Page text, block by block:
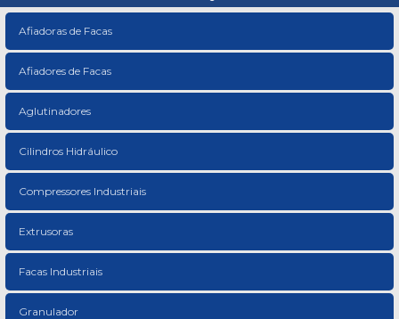
Afiadoras de Facas
Afiadores de Facas
Aglutinadores
Cilindros Hidráulico
Compressores Industriais
Extrusoras
Facas Industriais
Granulador